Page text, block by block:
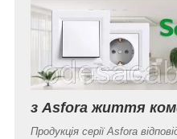
з Asfora життя
Продукція серії Asfora